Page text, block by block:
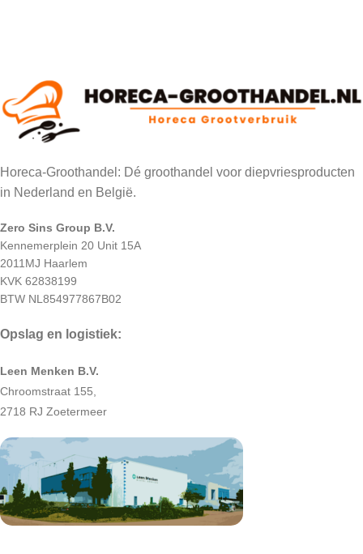
Horeca-Groothandel: Dé groothandel voor diepvriesproducten
in Nederland en België.
Zero Sins Group B.V.
Kennemerplein 20 Unit 15A
2011MJ Haarlem
KVK 62838199
BTW NL854977867B02
Opslag en logistiek:
Leen Menken B.V.
Chroomstraat 155,
2718 RJ Zoetermeer